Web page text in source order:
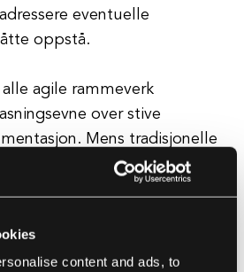
content and ads, to
eventuelle
oppstå.
agile rammeverk
over stive
Mens tradisjonelle
ofte er avhengige av
omfattende dokumentasjon,
og respondere raskt. Denne
team å snu seg og justere